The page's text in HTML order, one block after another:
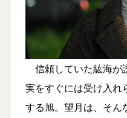
信頼していた紘海
実をすぐには受け入れ
する旭。望月は、そん